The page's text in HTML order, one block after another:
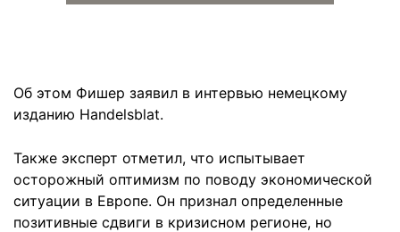
Об этом Фишер заявил в интервью немецкому
изданию Handelsblat.
Также эксперт отметил, что испытывает
осторожный оптимизм по поводу экономической
ситуации в Европе. Он признал определенные
позитивные сдвиги в кризисном регионе, но